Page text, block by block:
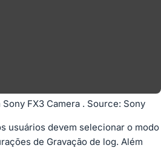
FX3 Camera . Source: Sony
usuários devem selecionar o modo
de Gravação de log. Além